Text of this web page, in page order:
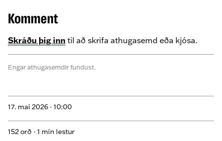
Komment
Skráðu þig inn til að skrifa athugasemd eða kjósa.
Engar athugasemdir fundust.
17. maí 2026 · 10:00
152 orð · 1 mín lestur